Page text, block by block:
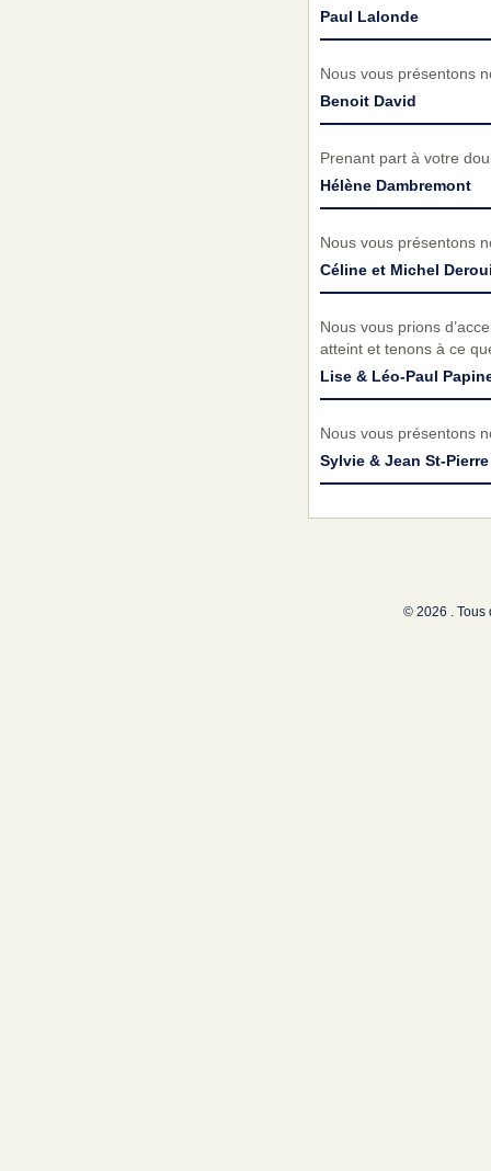
Paul Lalonde
Nous vous présentons
Benoit David
Prenant part à votre
Hélène Dambremont
Nous vous présentons
Céline et Michel
Nous vous prions
atteint et tenons à ce
Lise & Léo-Paul
Nous vous présentons
Sylvie & Jean St-Pierre
© 2026 . Tous